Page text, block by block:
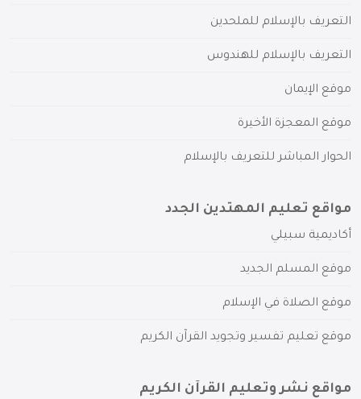
التعريف بالإسلام للملحدين
التعريف بالإسلام للهندوس
موقع الإيمان
موقع المعجزة الأخيرة
الحوار المباشر للتعريف بالإسلام
مواقع تعليم المهتدين الجدد
أكاديمية سبيلي
موقع المسلم الجديد
موقع الصلاة في الإسلام
موقع تعليم تفسير وتجويد القرآن الكريم
مواقع نشر وتعليم القرآن الكريم